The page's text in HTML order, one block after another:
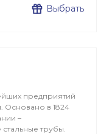
Выбрать
предприятий
Основано в 1824
–
трубы.